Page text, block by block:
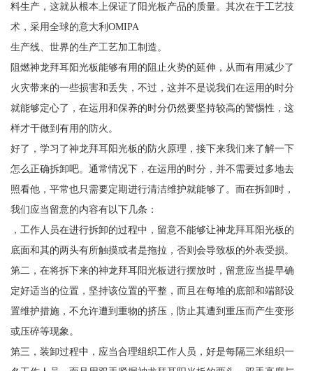
料生产，这就从根本上保证了阳光板产品的质量。其次在于工艺技
术，采用全球的意大利OMIPA
生产线、世界的生产工艺加工制造。
阻燃神龙拜耳阳光板能够有用的阻止火势的延伸，从而有用减少了
火灾带来的一些损害和丢失，不过，这并不是说我们在运用的时分
就能够定心了，在运用和保养的时分仍然要坚持较高的警惕性，这
样才干做到有用的防火。
好了，学习了神龙拜耳阳光板的防火原理，接下来我们来了解一下
怎么正确拆卸吧。通常情况下，在运用的时分，并不需要过多地去
照看他，平常也只需要定期进行清洁维护就能够了。而在拆卸时，
我们应当留意的内容有以下几条：
，工作人员在进行拆卸的过程中，留意不能够让神龙拜耳阳光板的
底面和其的两头有所触摸或者是拖拉，否则会导致板的外表受损。
第二，在将拆下来的神龙拜耳阳光板进行摆放时，留意应当提早确
定好适当的位置，坚持该位置的平整，而且在每堆的底部和端部设
置维护措施，不允许遭到重物的挤压，防止其遭到重压而产生变形
或压碎等现象。
第三，装卸过程中，应当合理组织工作人员，好是每隔三米组织一